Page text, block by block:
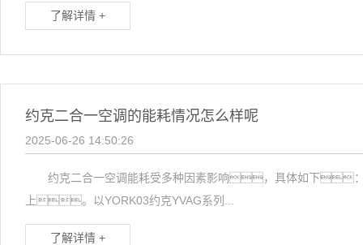
了解详情 +
约克二合一空调的能耗情况怎么样呢
2025-06-26 14:50:26
约克二合一空调能耗受多种因素影响，具体如下
上。以YORK03约克YVAG系列...
了解详情 +